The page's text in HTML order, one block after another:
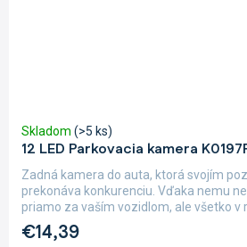
12 LED Parkovacia kamera
Skladom (>5 ks)
€14,39
Zadná kamera do auta, ktorá svojím
prekonáva konkurenciu. Vďaka nemu
priamo za vaším vozidlom, ale všetko v